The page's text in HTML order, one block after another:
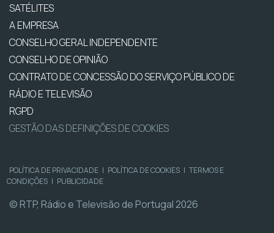
SATÉLITES
A EMPRESA
CONSELHO GERAL INDEPENDENTE
CONSELHO DE OPINIÃO
CONTRATO DE CONCESSÃO DO SERVIÇO PÚBLICO DE
RÁDIO E TELEVISÃO
RGPD
GESTÃO DAS DEFINIÇÕES DE COOKIES
POLÍTICA DE PRIVACIDADE | POLÍTICA DE COOKIES | TERMOS E
CONDIÇÕES | PUBLICIDADE
© RTP, Rádio e Televisão de Portugal 2026